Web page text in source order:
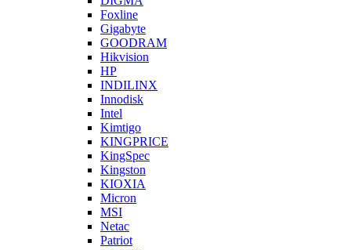
Foxline
Gigabyte
GOODRAM
Hikvision
HP
INDILINX
Innodisk
Intel
Kimtigo
KINGPRICE
KingSpec
Kingston
KIOXIA
Micron
MSI
Netac
Patriot